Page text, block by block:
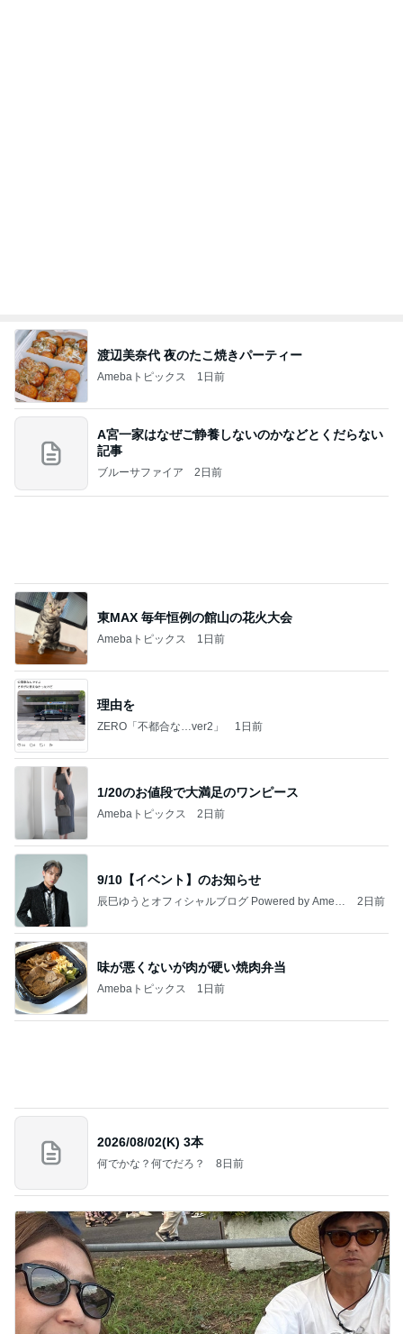
渡辺美奈代 夜のたこ焼きパーティー
Amebaトピックス 1日前
A宮一家はなぜご静養しないのかなどとくだらない
記事
ブルーサファイア 2日前
東MAX 毎年恒例の館山の花火大会
Amebaトピックス 1日前
理由を
ZERO「不都合な…ver2」 1日前
1/20のお値段で大満足のワンピース
Amebaトピックス 2日前
9/10【イベント】のお知らせ
辰巳ゆうとオフィシャルブログ Powered by Ameb
2日前
味が悪くないが肉が硬い焼肉弁当
Amebaトピックス 1日前
2026/08/02(K) 3本
何でかな？何でだろ？ 8日前